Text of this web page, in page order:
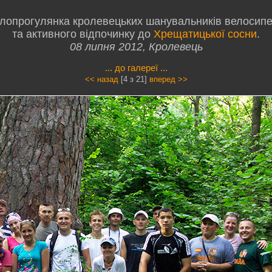
кролевецьких шанувальників
та активного відпочинку до Хрещатицької сосни.
08 липня 2012, Кролевець
... до галереї ...
<< назад [4 з 21] вперед >>